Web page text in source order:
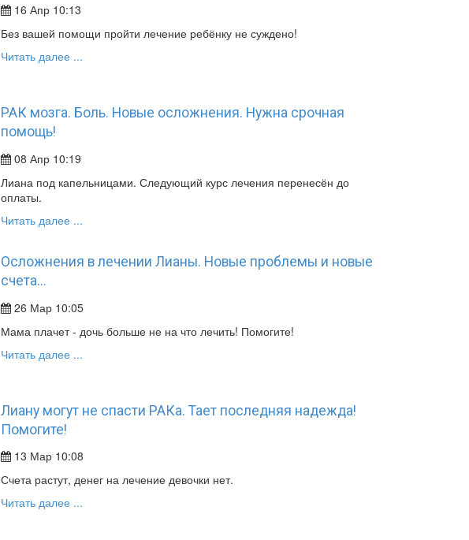
16 Апр 10:13
Без вашей помощи пройти лечение ребёнку не суждено!
Читать далее ...
РАК мозга. Боль. Новые осложнения. Нужна срочная
помощь!
08 Апр 10:19
Лиана под капельницами. Следующий курс лечения перенесён до
оплаты.
Читать далее ...
Осложнения в лечении Лианы. Новые проблемы и новые
счета...
26 Мар 10:05
Мама плачет - дочь больше не на что лечить! Помогите!
Читать далее ...
Лиану могут не спасти РАКа. Тает последняя надежда!
Помогите!
13 Мар 10:08
Счета растут, денег на лечение девочки нет.
Читать далее ...